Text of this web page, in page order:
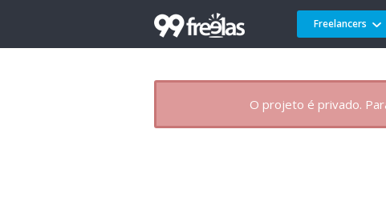
Freelancers
O projeto é privado.